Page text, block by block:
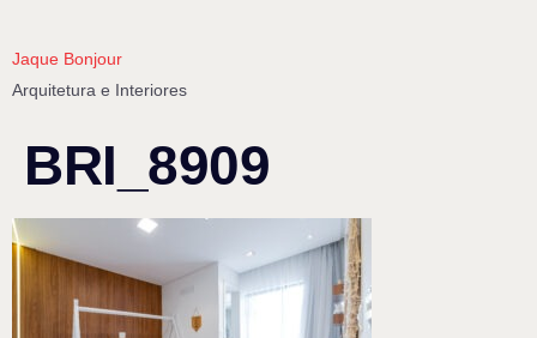
Jaque Bonjour
Arquitetura e Interiores
BRI_8909